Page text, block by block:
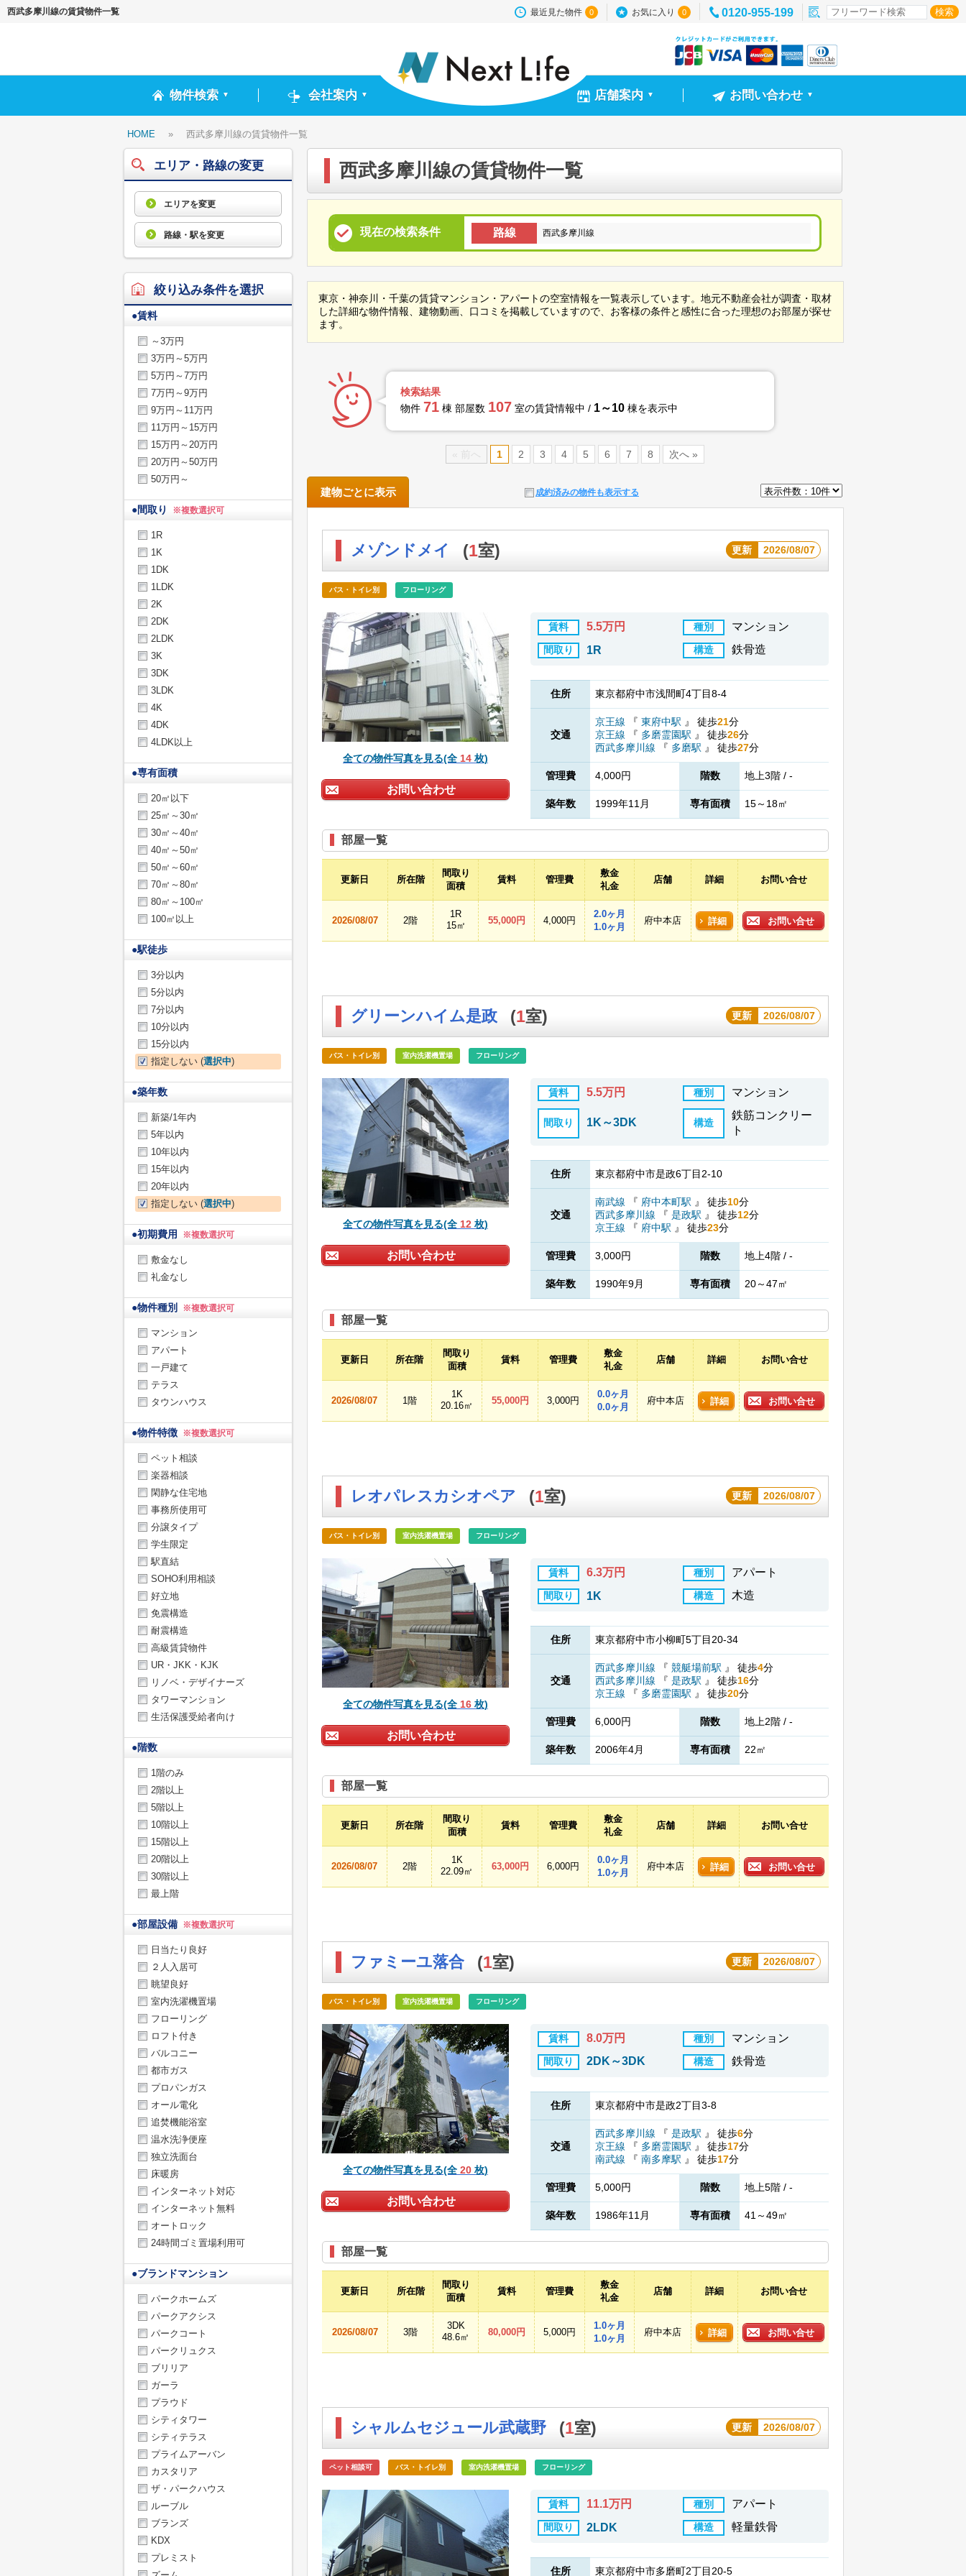
西武多摩川線の賃貸物件一覧 最近見た物件 0 お気に入り 0 0120-955-199
物件検索 ▼ 会社案内 ▼ 店舗案内 ▼ お問い合わせ ▼
HOME » 西武多摩川線の賃貸物件一覧
西武多摩川線の賃貸物件一覧
現在の検索条件 路線 西武多摩川線
東京・神奈川・千葉の賃貸マンション・アパートの空室情報を一覧表示しています。地元不動産会社が調査・取材
した詳細な物件情報、建物動画、口コミを掲載していますので、お客様の条件と感性に合った理想のお部屋が探せ
ます。
検索結果
物件 71 棟 部屋数 107 室の賃貸情報中 / 1～10 棟を表示中
« 前へ 1 2 3 4 5 6 7 8 次へ »
成約済みの物件も表示する
建物ごとに表示
メゾンドメイ (1室) 更新 2026/08/07
バス・トイレ別 フローリング
全ての物件写真を見る(全 14 枚)
お問い合わせ
賃料 5.5万円 種別 マンション
間取り 1R 構造 鉄骨造
住所 東京都府中市浅間町4丁目8-4
交通
京王線 『 東府中駅 』 徒歩21分
京王線
『 多磨霊園駅 』 徒歩26分
西武多摩川線
『 多磨駅 』 徒歩27分
管理費 4,000円 階数 地上3階 / -
築年数 1999年11月 専有面積 15～18㎡
部屋一覧
更新日 所在階
間取り
面積
賃料 管理費
敷金
礼金
店舗 詳細 お問い合せ
2026/08/07 2階
1R
15㎡
55,000円 4,000円
2.0ヶ月
1.0ヶ月
府中本店 詳細 お問い合せ
グリーンハイム是政 (1室) 更新 2026/08/07
バス・トイレ別 室内洗濯機置場 フローリング
全ての物件写真を見る(全 12 枚)
お問い合わせ
賃料 5.5万円 種別 マンション
間取り 1K～3DK 構造
鉄筋コンクリー
ト
住所 東京都府中市是政6丁目2-10
交通
南武線 『 府中本町駅 』 徒歩10分
西武多摩川線
『 是政駅 』 徒歩12分
京王線
『 府中駅 』 徒歩23分
管理費 3,000円 階数 地上4階 / -
築年数 1990年9月 専有面積 20～47㎡
部屋一覧
更新日 所在階
間取り
面積
賃料 管理費
敷金
礼金
店舗 詳細 お問い合せ
2026/08/07 1階
1K
20.16㎡
55,000円 3,000円
0.0ヶ月
0.0ヶ月
府中本店 詳細 お問い合せ
レオパレスカシオペア (1室) 更新 2026/08/07
バス・トイレ別 室内洗濯機置場 フローリング
全ての物件写真を見る(全 16 枚)
お問い合わせ
賃料 6.3万円 種別 アパート
間取り 1K 構造 木造
住所 東京都府中市小柳町5丁目20-34
交通
西武多摩川線 『 競艇場前駅 』 徒歩4分
西武多摩川線
『 是政駅 』 徒歩16分
京王線
『 多磨霊園駅 』 徒歩20分
管理費 6,000円 階数 地上2階 / -
築年数 2006年4月 専有面積 22㎡
部屋一覧
更新日 所在階
間取り
面積
賃料 管理費
敷金
礼金
店舗 詳細 お問い合せ
2026/08/07 2階
1K
22.09㎡
63,000円 6,000円
0.0ヶ月
1.0ヶ月
府中本店 詳細 お問い合せ
ファミーユ落合 (1室) 更新 2026/08/07
バス・トイレ別 室内洗濯機置場 フローリング
全ての物件写真を見る(全 20 枚)
お問い合わせ
賃料 8.0万円 種別 マンション
間取り 2DK～3DK 構造 鉄骨造
住所 東京都府中市是政2丁目3-8
交通
西武多摩川線 『 是政駅 』 徒歩6分
京王線
『 多磨霊園駅 』 徒歩17分
南武線
『 南多摩駅 』 徒歩17分
管理費 5,000円 階数 地上5階 / -
築年数 1986年11月 専有面積 41～49㎡
部屋一覧
更新日 所在階
間取り
面積
賃料 管理費
敷金
礼金
店舗 詳細 お問い合せ
2026/08/07 3階
3DK
48.6㎡
80,000円 5,000円
1.0ヶ月
1.0ヶ月
府中本店 詳細 お問い合せ
シャルムセジュール武蔵野 (1室) 更新 2026/08/07
ペット相談可 バス・トイレ別 室内洗濯機置場 フローリング
賃料 11.1万円 種別 アパート
間取り 2LDK 構造 軽量鉄骨
住所 東京都府中市多磨町2丁目20-5
エリア・路線の変更
エリアを変更
路線・駅を変更
絞り込み条件を選択
●賃料
～3万円
3万円～5万円
5万円～7万円
7万円～9万円
9万円～11万円
11万円～15万円
15万円～20万円
20万円～50万円
50万円～
●間取り ※複数選択可
1R
1K
1DK
1LDK
2K
2DK
2LDK
3K
3DK
3LDK
4K
4DK
4LDK以上
●専有面積
20㎡以下
25㎡～30㎡
30㎡～40㎡
40㎡～50㎡
50㎡～60㎡
70㎡～80㎡
80㎡～100㎡
100㎡以上
●駅徒歩
3分以内
5分以内
7分以内
10分以内
15分以内
指定しない (選択中)
●築年数
新築/1年内
5年以内
10年以内
15年以内
20年以内
指定しない (選択中)
●初期費用 ※複数選択可
敷金なし
礼金なし
●物件種別 ※複数選択可
マンション
アパート
一戸建て
テラス
タウンハウス
●物件特徴 ※複数選択可
ペット相談
楽器相談
閑静な住宅地
事務所使用可
分譲タイプ
学生限定
駅直結
SOHO利用相談
好立地
免震構造
耐震構造
高級賃貸物件
UR・JKK・KJK
リノベ・デザイナーズ
タワーマンション
生活保護受給者向け
●階数
1階のみ
2階以上
5階以上
10階以上
15階以上
20階以上
30階以上
最上階
●部屋設備 ※複数選択可
日当たり良好
２人入居可
眺望良好
室内洗濯機置場
フローリング
ロフト付き
バルコニー
都市ガス
プロパンガス
オール電化
追焚機能浴室
温水洗浄便座
独立洗面台
床暖房
インターネット対応
インターネット無料
オートロック
24時間ゴミ置場利用可
●ブランドマンション
パークホームズ
パークアクシス
パークコート
パークリュクス
ブリリア
ガーラ
プラウド
シティタワー
シティテラス
プライムアーバン
カスタリア
ザ・パークハウス
ルーブル
ブランズ
KDX
プレミスト